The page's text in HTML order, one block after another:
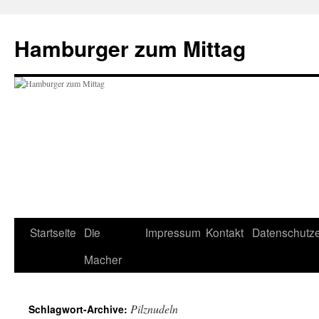
Hamburger zum Mittag
Zum
Startseite Die
Macher
Impressum Kontakt
Schlagwort-Archive: Pilznudeln